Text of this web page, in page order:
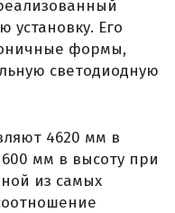
установку. Его
формы,
светодиодную
4620 мм в
мм в высоту при
из самых